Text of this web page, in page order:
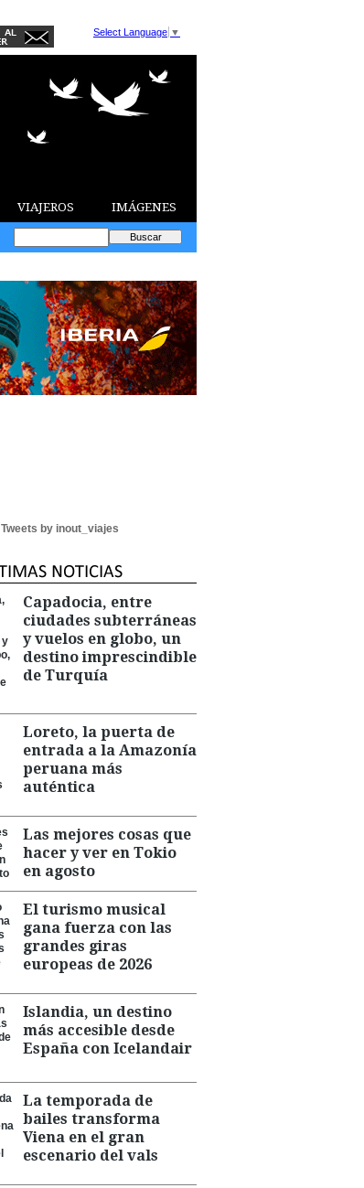
Select Language ▼
VIAJEROS IMÁGENES
Tweets by inout_viajes
Capadocia, entre
ciudades subterráneas
y vuelos en globo, un
destino imprescindible
de Turquía
Loreto, la puerta de
entrada a la Amazonía
peruana más
auténtica
Las mejores cosas que
hacer y ver en Tokio
en agosto
El turismo musical
gana fuerza con las
grandes giras
europeas de 2026
Islandia, un destino
más accesible desde
España con Icelandair
La temporada de
bailes transforma
Viena en el gran
escenario del vals